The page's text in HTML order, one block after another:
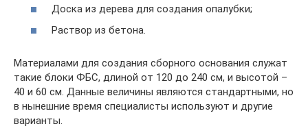
Доска из дерева для создания опалубки;
Раствор из бетона.
Материалами для создания сборного основания служат
такие блоки ФБС, длиной от 120 до 240 см, и высотой –
40 и 60 см. Данные величины являются стандартными, но
в нынешние время специалисты используют и другие
варианты.